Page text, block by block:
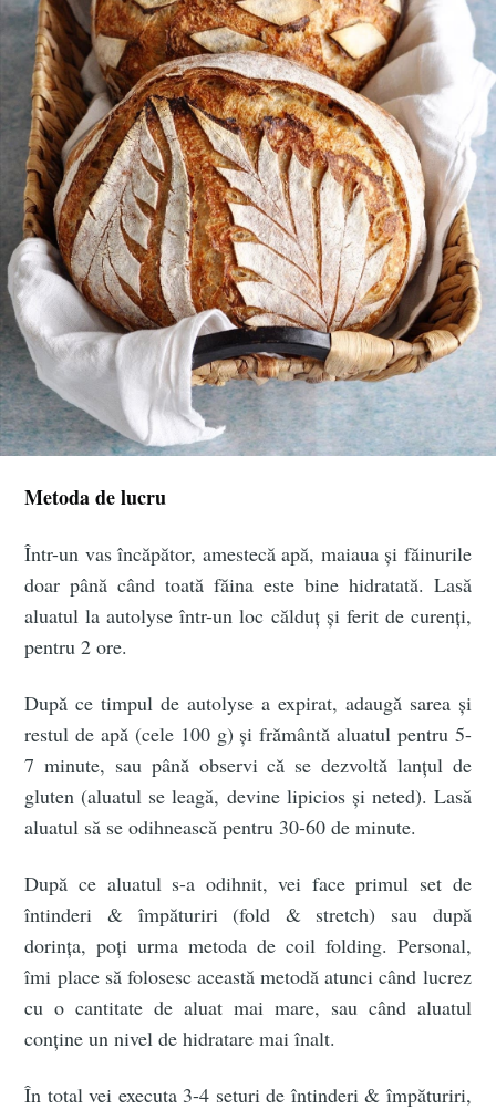
Metoda de lucru
Într-un vas încăpător, amestecă apă, maiaua și făinurile
doar până când toată făina este bine hidratată. Lasă
aluatul la autolyse într-un loc călduț și ferit de curenți,
pentru 2 ore.
După ce timpul de autolyse a expirat, adaugă sarea și
restul de apă (cele 100 g) și frământă aluatul pentru 5-
7 minute, sau până observi că se dezvoltă lanțul de
gluten (aluatul se leagă, devine lipicios și neted). Lasă
aluatul să se odihnească pentru 30-60 de minute.
După ce aluatul s-a odihnit, vei face primul set de
întinderi & împăturiri (fold & stretch) sau după
dorința, poți urma metoda de coil folding. Personal,
îmi place să folosesc această metodă atunci când lucrez
cu o cantitate de aluat mai mare, sau când aluatul
conține un nivel de hidratare mai înalt.
În total vei executa 3-4 seturi de întinderi & împăturiri,